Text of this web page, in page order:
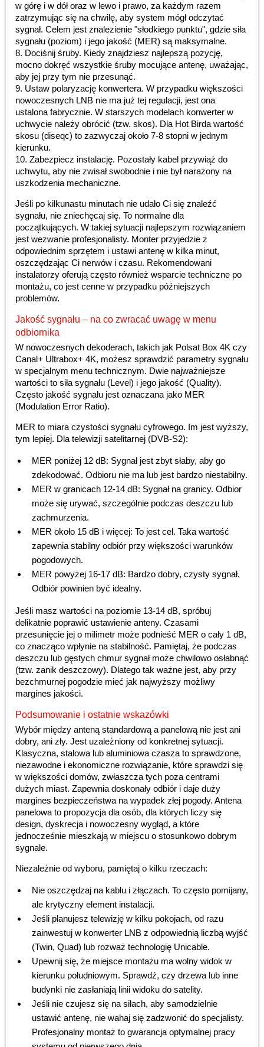
w górę i w dół oraz w lewo i prawo, za każdym razem
zatrzymując się na chwilę, aby system mógł odczytać
sygnał. Celem jest znalezienie "słodkiego punktu", gdzie siła
sygnału (poziom) i jego jakość (MER) są maksymalne.
8. Dociśnij śruby. Kiedy znajdziesz najlepszą pozycję,
mocno dokręć wszystkie śruby mocujące antenę, uważając,
aby jej przy tym nie przesunąć.
9. Ustaw polaryzację konwertera. W przypadku większości
nowoczesnych LNB nie ma już tej regulacji, jest ona
ustalona fabrycznie. W starszych modelach konwerter w
uchwycie należy obrócić (tzw. skos). Dla Hot Birda wartość
skosu (diseqc) to zazwyczaj około 7-8 stopni w jednym
kierunku.
10. Zabezpiecz instalację. Pozostały kabel przywiąż do
uchwytu, aby nie zwisał swobodnie i nie był narażony na
uszkodzenia mechaniczne.
Jeśli po kilkunastu minutach nie udało Ci się znaleźć
sygnału, nie zniechęcaj się. To normalne dla
początkujących. W takiej sytuacji najlepszym rozwiązaniem
jest wezwanie profesjonalisty. Monter przyjedzie z
odpowiednim sprzętem i ustawi antenę w kilka minut,
oszczędzając Ci nerwów i czasu. Rekomendowani
instalatorzy oferują często również wsparcie techniczne po
montażu, co jest cenne w przypadku późniejszych
problemów.
Jakość sygnału – na co zwracać uwagę w menu
odbiornika
W nowoczesnych dekoderach, takich jak Polsat Box 4K czy
Canal+ Ultrabox+ 4K, możesz sprawdzić parametry sygnału
w specjalnym menu technicznym. Dwie najważniejsze
wartości to siła sygnału (Level) i jego jakość (Quality).
Często jakość sygnału jest oznaczana jako MER
(Modulation Error Ratio).
MER to miara czystości sygnału cyfrowego. Im jest wyższy,
tym lepiej. Dla telewizji satelitarnej (DVB-S2):
MER poniżej 12 dB: Sygnał jest zbyt słaby, aby go
zdekodować. Odbioru nie ma lub jest bardzo niestabilny.
MER w granicach 12-14 dB: Sygnał na granicy. Odbior
może się urywać, szczególnie podczas deszczu lub
zachmurzenia.
MER około 15 dB i więcej: To jest cel. Taka wartość
zapewnia stabilny odbiór przy większości warunków
pogodowych.
MER powyżej 16-17 dB: Bardzo dobry, czysty sygnał.
Odbiór powinien być idealny.
Jeśli masz wartości na poziomie 13-14 dB, spróbuj
delikatnie poprawić ustawienie anteny. Czasami
przesunięcie jej o milimetr może podnieść MER o cały 1 dB,
co znacząco wpłynie na stabilność. Pamiętaj, że podczas
deszczu lub gęstych chmur sygnał może chwilowo osłabnąć
(tzw. zanik deszczowy). Dlatego tak ważne jest, aby przy
bezchmurnej pogodzie mieć jak najwyższy możliwy
margines jakości.
Podsumowanie i ostatnie wskazówki
Wybór między anteną standardową a panelową nie jest ani
dobry, ani zły. Jest uzależniony od konkretnej sytuacji.
Klasyczna, stalowa lub aluminiowa czasza to sprawdzone,
niezawodne i ekonomiczne rozwiązanie, które sprawdzi się
w większości domów, zwłaszcza tych poza centrami
dużych miast. Zapewnia doskonały odbiór i daje duży
margines bezpieczeństwa na wypadek złej pogody. Antena
panelowa to propozycja dla osób, dla których liczy się
design, dyskrecja i nowoczesny wygląd, a które
jednocześnie mieszkają w miejscu o stosunkowo dobrym
sygnale.
Niezależnie od wyboru, pamiętaj o kilku rzeczach:
Nie oszczędzaj na kablu i złączach. To często pomijany,
ale krytyczny element instalacji.
Jeśli planujesz telewizję w kilku pokojach, od razu
zainwestuj w konwerter LNB z odpowiednią liczbą wyjść
(Twin, Quad) lub rozważ technologię Unicable.
Upewnij się, że miejsce montażu ma wolny widok w
kierunku południowym. Sprawdź, czy drzewa lub inne
budynki nie zasłaniają linii widoku do satelity.
Jeśli nie czujesz się na siłach, aby samodzielnie
ustawić antenę, nie wahaj się zadzwonić do specjalisty.
Profesjonalny montaż to gwarancja optymalnej pracy